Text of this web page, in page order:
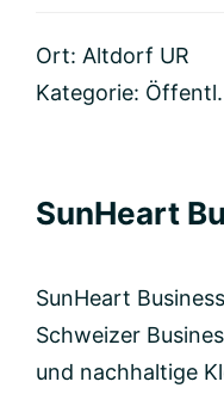
Ort: Altdorf UR
Kategorie:
SunHeart
SunHeart
Schweizer
und nachhaltige